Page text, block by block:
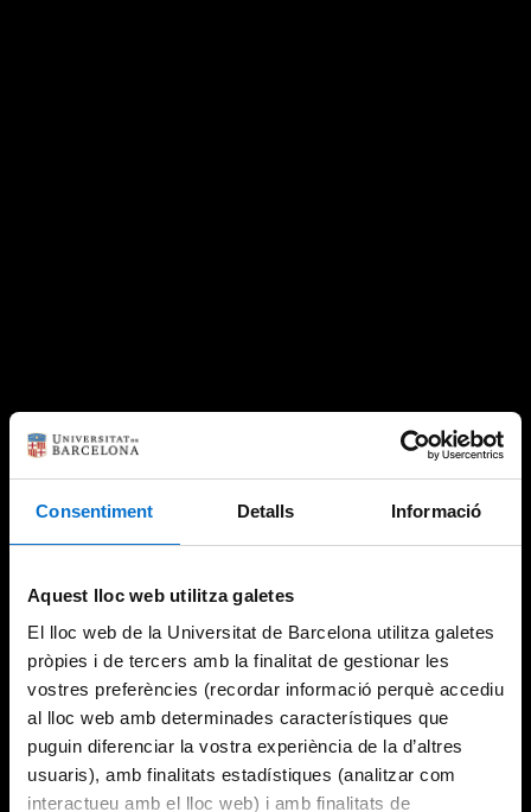
Consentiment Detalls Informació
Aquest lloc web utilitza galetes
El lloc web de la Universitat de Barcelona utilitza galetes
pròpies i de tercers amb la finalitat de gestionar les
vostres preferències (recordar informació perquè accediu
al lloc web amb determinades característiques que
puguin diferenciar la vostra experiència de la d’altres
usuaris), amb finalitats estadístiques (analitzar com
interactueu amb el lloc web) i amb finalitats de